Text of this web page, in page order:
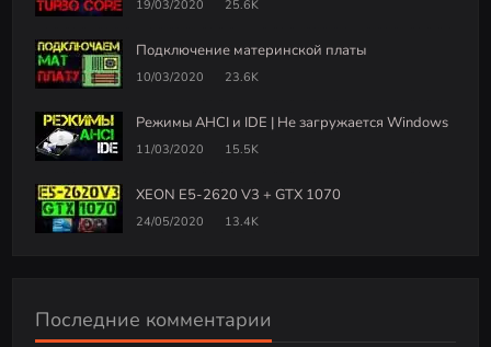
19/03/2020 25.6K
Подключение материнской платы
10/03/2020 23.6K
Режимы AHCI и IDE | Не загружается Windows
11/03/2020 15.5K
XEON E5-2620 V3 + GTX 1070
24/05/2020 13.4K
Последние комментарии